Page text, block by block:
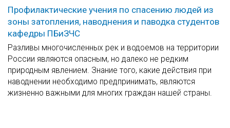
Профилактические учения по спасению людей из
зоны затопления, наводнения и паводка студентов
кафедры ПБиЗЧС
Разливы многочисленных рек и водоемов на территории
России являются опасным, но далеко не редким
природным явлением. Знание того, какие действия при
наводнении необходимо предпринимать, являются
жизненно важными для многих граждан нашей страны.